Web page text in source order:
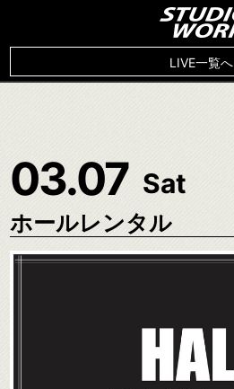
LIVE一覧へ
03.07 Sat
ホールレンタル